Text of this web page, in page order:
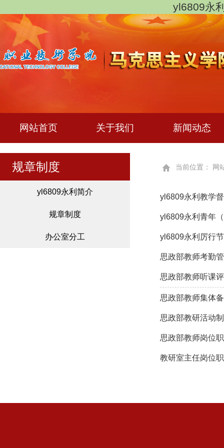
yl6809永
网站首页 关于我们 新闻动态
规章制度
yl6809永利简介
规章制度
办公室分工
当前位置： 网
yl6809永利教学
yl6809永利青年
yl6809永利厉行
思政部教师考勤
思政部教师听课
思政部教师集体
思政部教研活动
思政部教师岗位
教研室主任岗位